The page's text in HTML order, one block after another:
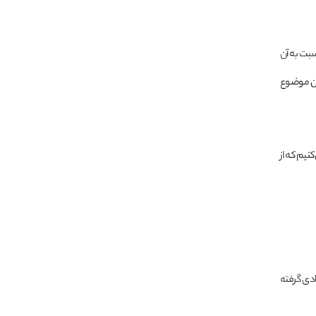
به آن
موضوع
که از
گرفته